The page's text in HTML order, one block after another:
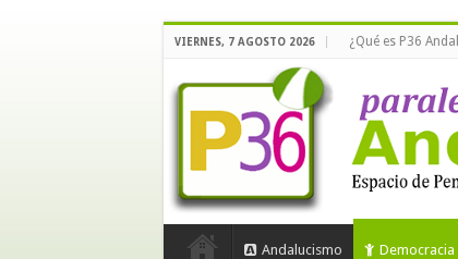
VIERNES, 7 AGOSTO 2026 ¿Qué es P36
Andalucismo Democracia